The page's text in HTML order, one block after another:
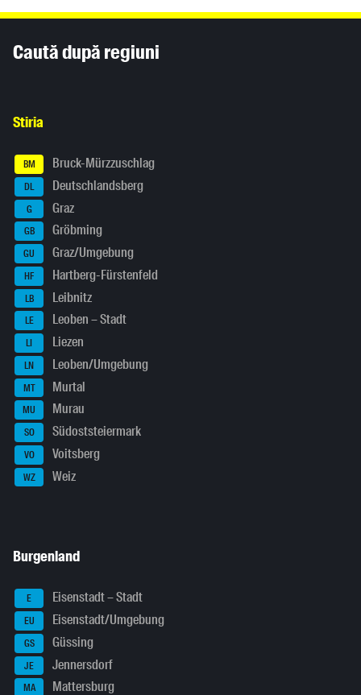
Caută după regiuni
Stiria
BM Bruck-Mürzzuschlag
DL Deutschlandsberg
G Graz
GB Gröbming
GU Graz/Umgebung
HF Hartberg-Fürstenfeld
LB Leibnitz
LE Leoben – Stadt
LI Liezen
LN Leoben/Umgebung
MT Murtal
MU Murau
SO Südoststeiermark
VO Voitsberg
WZ Weiz
Burgenland
E Eisenstadt – Stadt
EU Eisenstadt/Umgebung
GS Güssing
JE Jennersdorf
MA Mattersburg